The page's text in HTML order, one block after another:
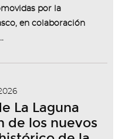
por la
en colaboración
La Laguna
de los nuevos